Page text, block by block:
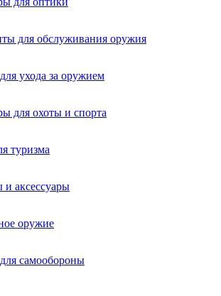
для обслуживания оружия
ухода за оружием
для охоты и спорта
туризма
аксессуары
оружие
самообороны